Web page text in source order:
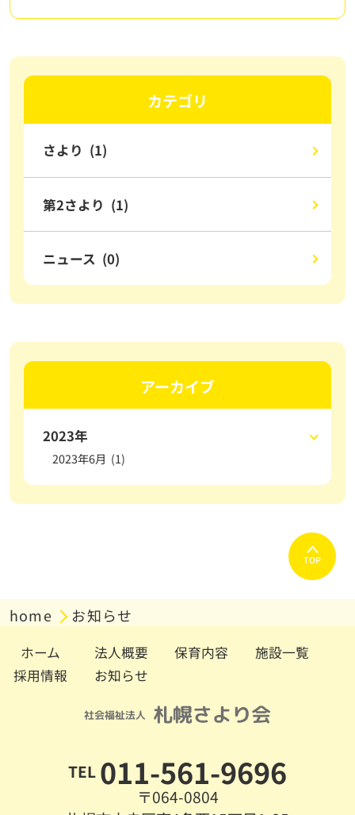
カテゴリ
さより (1)
第2さより (1)
ニュース (0)
アーカイブ
2023年
2023年6月 (1)
TOP
home お知らせ
ホーム 法人概要 保育内容
施設一覧
採用情報
お知らせ
TEL 011-561-9696
〒064-0804